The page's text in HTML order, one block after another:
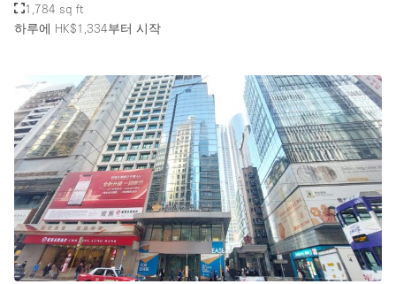
Soundproof
Street Level
Stunning View
Terrace
Toilets
Water Access
Whitebox / Minimal
Window Display
1,784 sq ft
하루에 HK$1,334부터 시작